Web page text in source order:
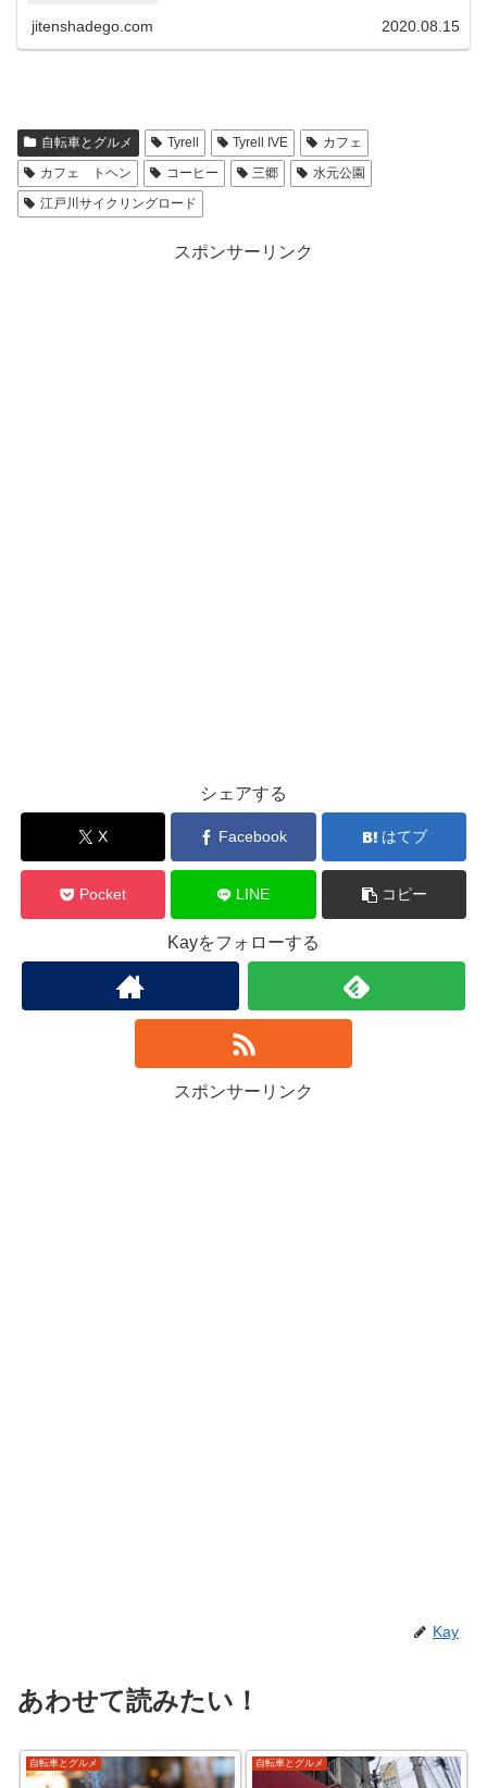
jitenshadego.com 2020.08.15
自転車とグルメ Tyrell Tyrell IVE
カフェ
カフェ トヘン
コーヒー 三郷
水元公園
江戸川サイクリングロード
スポンサーリンク
シェアする
X Facebook はてブ
Pocket LINE コピー
Kayをフォローする
スポンサーリンク
Kay
あわせて読みたい！
自転車とグルメ 自転車とグルメ